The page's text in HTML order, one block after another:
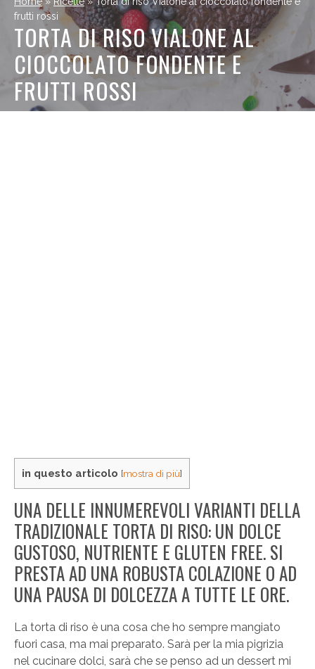
frutti rossi
TORTA DI RISO VIALONE AL
CIOCCOLATO FONDENTE E
FRUTTI ROSSI
in questo articolo [mostra di più]
UNA DELLE INNUMEREVOLI VARIANTI DELLA
TRADIZIONALE TORTA DI RISO: UN DOLCE
GUSTOSO, NUTRIENTE E GLUTEN FREE. SI
PRESTA AD UNA ROBUSTA COLAZIONE O AD
UNA PAUSA DI DOLCEZZA A TUTTE LE ORE.
La torta di riso è una cosa che ho sempre mangiato
fuori casa, ma mai preparato. Sarà per la mia pigrizia
nel cucinare dolci, sarà che se penso ad un dessert mi